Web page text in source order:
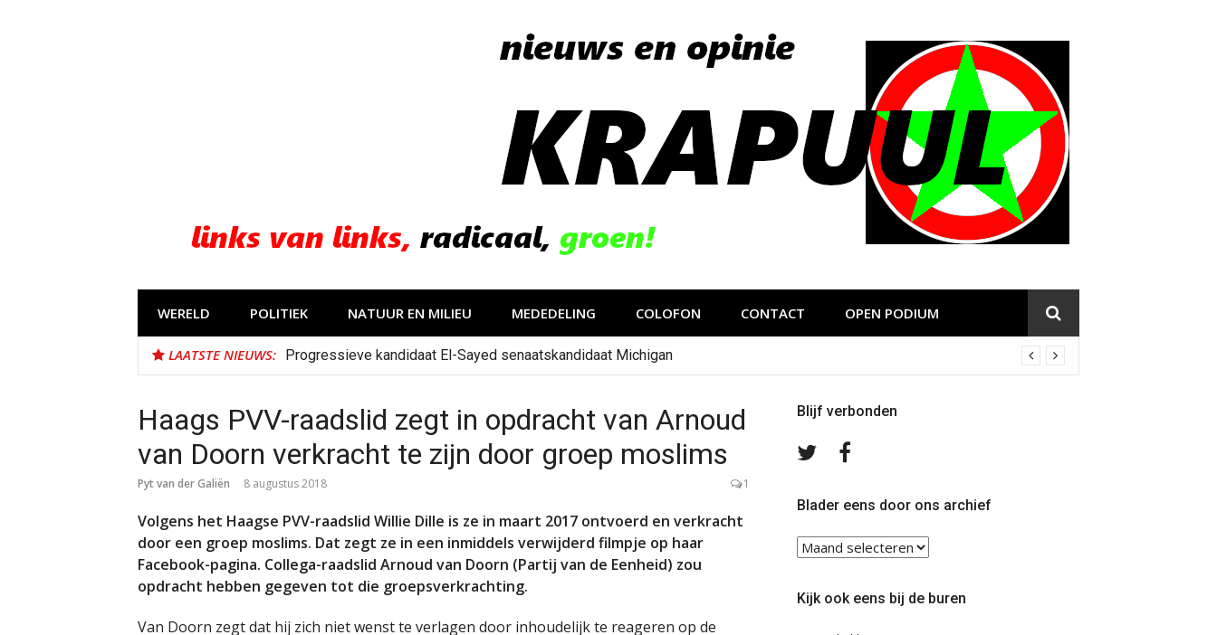
WERELD POLITIEK NATUUR EN MILIEU MEDEDELING COLOFON CONTACT OPEN PODIUM
LAATSTE NIEUWS: Progressieve kandidaat El-Sayed senaatskandidaat Michigan
Haags PVV-raadslid zegt in opdracht van Arnoud
van Doorn verkracht te zijn door groep moslims
Pyt van der Galiën 8 augustus 2018 1
Volgens het Haagse PVV-raadslid Willie Dille is ze in maart 2017 ontvoerd en verkracht
door een groep moslims. Dat zegt ze in een inmiddels verwijderd filmpje op haar
Facebook-pagina. Collega-raadslid Arnoud van Doorn (Partij van de Eenheid) zou
opdracht hebben gegeven tot die groepsverkrachting.
Van Doorn zegt dat hij zich niet wenst te verlagen door inhoudelijk te reageren op de
Blijf verbonden
Volg
TwitterFacebook
Blader eens door ons archief
Blader
eens
ons
Kijk ook eens bij de buren